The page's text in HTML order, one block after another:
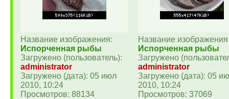
Название изображения:
Испорченная рыбы
Загружено (пользователь):
administrator
Загружено (дата): 05 июл
2010, 10:24
Просмотров: 88134
Название
Испорченная рыбы
Загружено
administrator
Загружено (дата): 05
2010, 10:24
Просмотров: 37069